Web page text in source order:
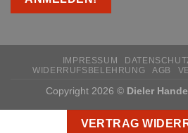
IMPRESSUM
WIDERRUFSBELEHRUNG
AGB
Copyright 2026 © Dieler
VERTRAG